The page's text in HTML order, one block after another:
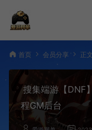
首页 会员分享 正文
搜集端游【DNF
程GM后台